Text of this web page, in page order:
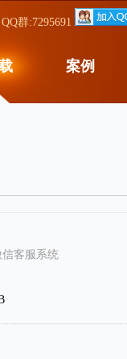
案例
QQ群:7295691
客服系统